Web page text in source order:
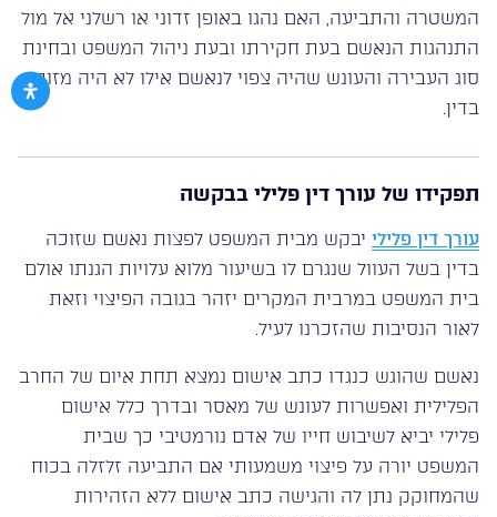
המשטרה והתביעה, האם נהגו באופן זדוני או רשלני אל מול
התנהגות הנאשם בעת חקירתו ובעת ניהול המשפט ובחינת
סוג העבירה והעונש שהיה צפוי לנאשם אילו לא היה מזוכה
בדין.
תפקידו של עורך דין פלילי בבקשה
עורך דין פלילי יבקש מבית המשפט לפצות נאשם שזוכה
בדין בשל העוול שנגרם לו בשיעור מלוא עלויות הגנתו אולם
בית המשפט במרבית המקרים יזהר בגובה הפיצוי וזאת
לאור הנסיבות שהזכרנו לעיל.
נאשם שהוגש כנגדו כתב אישום נמצא תחת איום של החרב
הפלילית ואפשרות לעונש של מאסר ובדרך כלל אישום
פלילי יביא לשיבוש חייו של אדם נורמטיבי כך שבית
המשפט יורה על פיצוי משמעותי אם התביעה זלזלה בכוח
שהמחוקק נתן לה והגישה כתב אישום ללא הזהירות